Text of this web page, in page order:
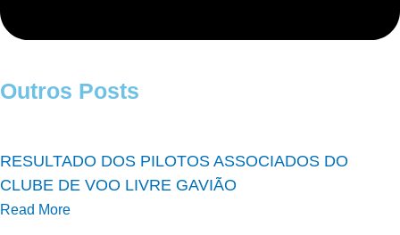
Outros Posts
RESULTADO DOS PILOTOS ASSOCIADOS DO
CLUBE DE VOO LIVRE GAVIÃO
Read More